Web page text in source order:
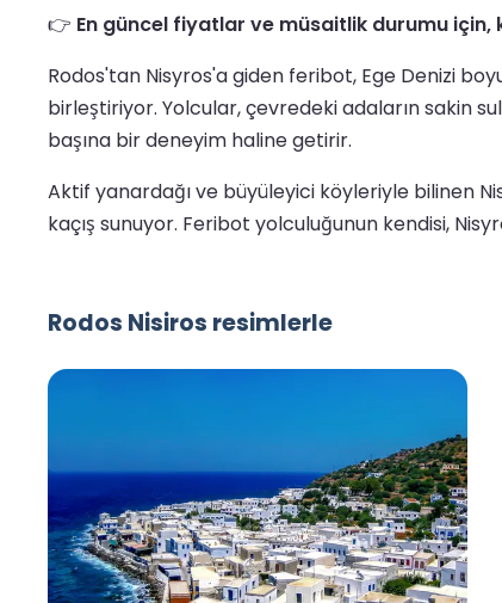
👉 En güncel fiyatlar ve müsaitlik durumu için,
Rodos'tan Nisyros'a giden feribot, Ege Denizi
birleştiriyor. Yolcular, çevredeki adaların sakin
başına bir deneyim haline getirir.
Aktif yanardağı ve büyüleyici köyleriyle bilinen
kaçış sunuyor. Feribot yolculuğunun kendisi,
Rodos Nisiros resimlerle